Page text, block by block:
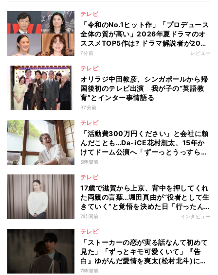
テレビ
「令和のNo.1ヒット作」「プロデュース
全体の質が高い」2026年夏ドラマのオ
ススメTOP5作は? ドラマ解説者が20作
の傾向を“視聴率無視”で徹底分析
7分前 レビュー
テレビ
オリラジ中田敦彦、シンガポールから帰
国後初のテレビ出演 我が子の“英語教
育”とインター事情語る
37分前
テレビ
「活動費300万円ください」と会社に頼
んだことも…Da-iCE花村想太、15年か
けてドーム公演へ「ずーっとうっすらや
けど右肩上がり続けられていた」
5時間前
テレビ
17歳で滋賀から上京、背中を押してくれ
た両親の言葉…堀田真由が“役者として生
きていく”と覚悟を決めた日「行ったん
やったら、もう帰られへんな」
7時間前 インタビュー
テレビ
「ストーカーの恋が実る話なんて初めて
見た」「ずっとキモ可愛くいて」『告
白』ゆがんだ愛情を爽太(松村北斗)に向
ける視聴者の声
7時間前